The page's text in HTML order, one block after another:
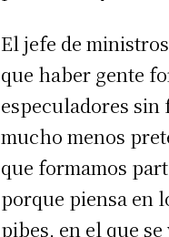
El jefe de
que haber gente
especuladores
mucho menos
que formamos
porque piensa en
pibes, en el que